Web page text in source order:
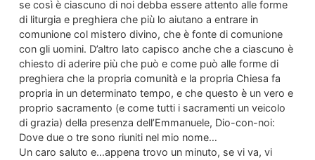
se così è ciascuno di noi debba essere attento alle forme
di liturgia e preghiera che più lo aiutano a entrare in
comunione col mistero divino, che è fonte di comunione
con gli uomini. D’altro lato capisco anche che a ciascuno è
chiesto di aderire più che può e come può alle forme di
preghiera che la propria comunità e la propria Chiesa fa
propria in un determinato tempo, e che questo è un vero e
proprio sacramento (e come tutti i sacramenti un veicolo
di grazia) della presenza dell’Emmanuele, Dio-con-noi:
Dove due o tre sono riuniti nel mio nome…
Un caro saluto e…appena trovo un minuto, se vi va, vi